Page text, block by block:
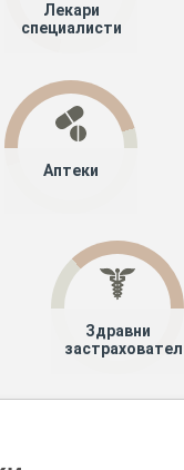
Лекари
специалисти
Аптеки
Здравни
застрахователи